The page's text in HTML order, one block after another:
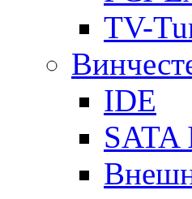
TV-
IDE
SATA